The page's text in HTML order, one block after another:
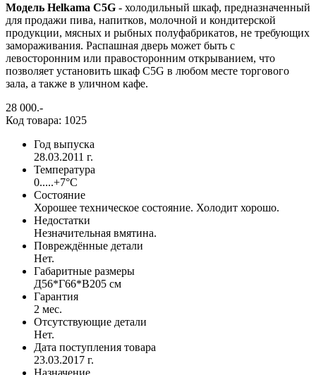
Модель Helkama C5G - холодильный шкаф, предназначенный
для продажи пива, напитков, молочной и кондитерской
продукции, мясных и рыбных полуфабрикатов, не требующих
замораживания. Распашная дверь может быть с
левосторонним или правосторонним открыванием, что
позволяет установить шкаф C5G в любом месте торгового
зала, а также в уличном кафе.
28 000.-
Код товара: 1025
Год выпуска
28.03.2011 г.
Температура
0.....+7°С
Состояние
Хорошее техническое состояние. Холодит хорошо.
Недостатки
Незначительная вмятина.
Повреждённые детали
Нет.
Габаритные размеры
Д56*Г66*В205 см
Гарантия
2 мес.
Отсутствующие детали
Нет.
Дата поступления товара
23.03.2017 г.
Назначение